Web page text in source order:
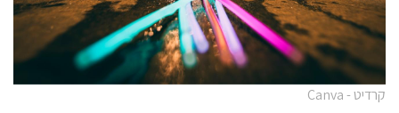
קרדיט - Canva